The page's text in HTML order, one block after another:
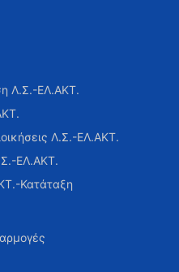
Λ.Σ.-ΕΛ.ΑΚΤ.
Λ.Σ.-ΕΛ.ΑΚΤ.
ΕΛ.ΑΚΤ.
Κατάταξη